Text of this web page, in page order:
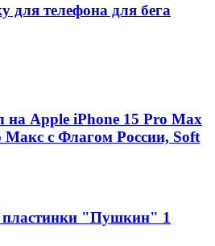
для телефона для бега
на Apple iPhone 15 Pro Max
с Флагом России, Soft
пластинки "Пушкин" 1